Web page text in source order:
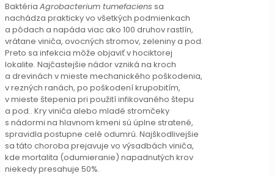
Baktéria Agrobacterium tumefaciens sa
nachádza prakticky vo všetkých podmienkach
a pôdach a napáda viac ako 100 druhov rastlín,
vrátane viniča, ovocných stromov, zeleniny a pod.
Preto sa infekcia môže objaviť v hociktorej
lokalite. Najčastejšie nádor vzniká na kroch
a drevinách v mieste mechanického poškodenia,
v rezných ranách, po poškodení krupobitím,
v mieste štepenia pri použití infikovaného štepu
a pod.. Kry viniča alebo mladé stromčeky
s nádormi na hlavnom kmeni sú úplne stratené,
spravidla postupne celé odumrú. Najškodlivejšie
sa táto choroba prejavuje vo výsadbách viniča,
kde mortalita (odumieranie) napadnutých krov
niekedy presahuje 50%.